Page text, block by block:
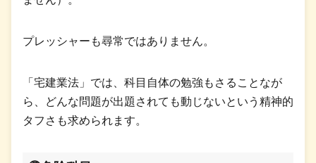
プレッシャーも尋常ではありません。
「宅建業法」では、科目自体の勉強もさることなが
ら、どんな問題が出題されても動じないという精神的
タフさも求められます。